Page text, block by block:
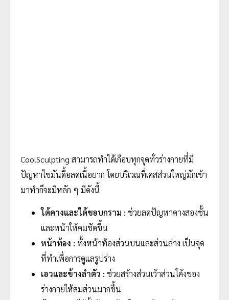
CoolSculpting สามารถทำได้เกือบทุกจุดทั่วร่างกายที่มี
ปัญหาไขมันดื้อลดเนื้อยาก โดยบริเวณที่เคสส่วนใหญ่มักเข้า
มาทำก็จะมีหลัก ๆ มีดังนี้
ใต้คางและใต้ขอบกราม : ช่วยลดปัญหาคางสองชั้น
และหน้าให้คมชัดขึ้น
หน้าท้อง : ทั้งหน้าท้องส่วนบนและส่วนล่าง เป็นจุด
ที่ทำเพื่อการดูแลรูปร่าง
เอวและข้างลำตัว : ช่วยสร้างส่วนเว้าส่วนโค้งของ
ร่างกายให้สมส่วนมากขึ้น